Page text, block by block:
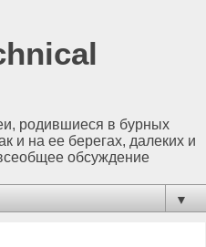
родившиеся в бурных
и на ее берегах, далеких и
обсуждение
▼